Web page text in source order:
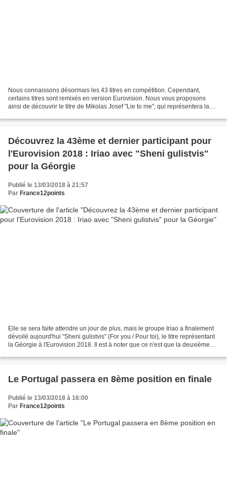
Nous connaissons désormais les 43 titres en compétition. Cependant,
certains titres sont remixés en version Eurovision. Nous vous proposons
ainsi de découvrir le titre de Mikolas Josef "Lie to me", qui représentera la
Découvrez la 43ème et dernier participant pour
l'Eurovision 2018 : Iriao avec "Sheni gulistvis"
pour la Géorgie
Publié le 13/03/2018 à 21:57
Par France12points
Elle se sera faite attendre un jour de plus, mais le groupe Iriao a finalement
dévoilé aujourd'hui "Sheni gulistvis" (For you / Pour toi), le titre représentant
la Géorgie à l'Eurovision 2018. Il est à noter que ce n'est que la deuxième
Le Portugal passera en 8ème position en finale
Publié le 13/03/2018 à 16:00
Par France12points